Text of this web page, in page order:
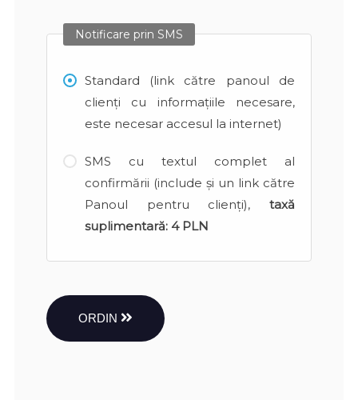
Notificare prin SMS
Standard (link către panoul de
clienți cu informațiile necesare,
este necesar accesul la internet)
SMS cu textul complet al
confirmării (include și un link către
Panoul pentru clienți), taxă
suplimentară: 4 PLN
ORDIN